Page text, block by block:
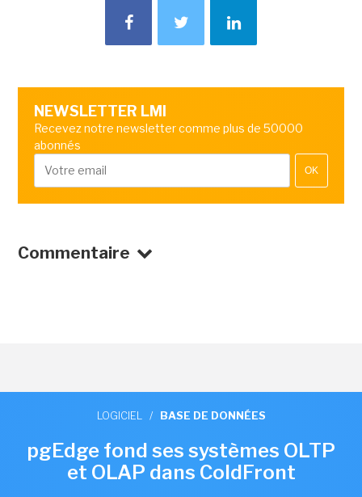
NEWSLETTER LMI
Recevez notre newsletter comme plus de 50000
abonnés
OK
Commentaire
LOGICIEL / BASE DE DONNÉES
pgEdge fond ses systèmes OLTP
et OLAP dans ColdFront